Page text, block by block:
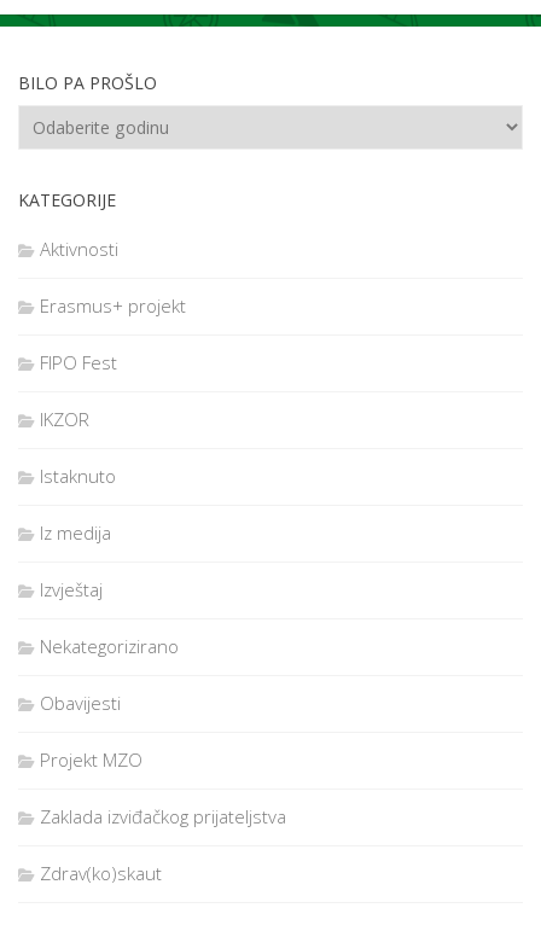
BILO PA PROŠLO
KATEGORIJE
Aktivnosti
Erasmus+ projekt
FIPO Fest
IKZOR
Istaknuto
Iz medija
Izvještaj
Nekategorizirano
Obavijesti
Projekt MZO
Zaklada izviđačkog prijateljstva
Zdrav(ko)skaut